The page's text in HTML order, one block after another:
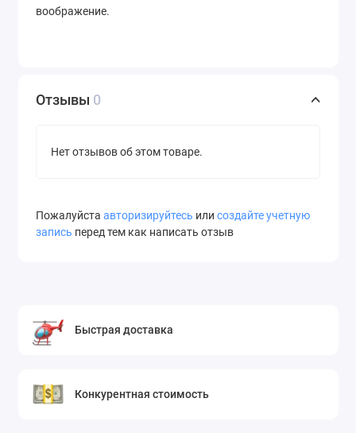
воображение.
Отзывы 0
Нет отзывов об этом товаре.
Пожалуйста авторизируйтесь или создайте учетную
запись перед тем как написать отзыв
Быстрая доставка
Конкурентная стоимость